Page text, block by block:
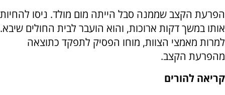
הפרעת הקצב שממנה סבל הייתה מום מולד. ניסו להחיות
אותו במשך דקות ארוכות, והוא הועבר לבית החולים שיבא.
למרות מאמצי הצוות, מוחו הפסיק לתפקד כתוצאה
מהפרעת הקצב.
קריאה להורים